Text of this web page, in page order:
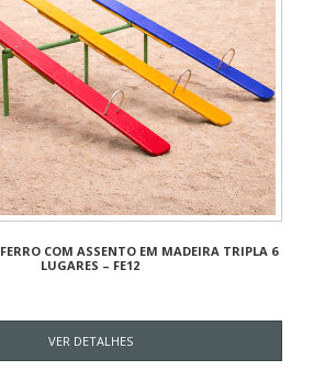
COM ASSENTO EM MADEIRA TRIPLA 6
LUGARES – FE12
VER DETALHES